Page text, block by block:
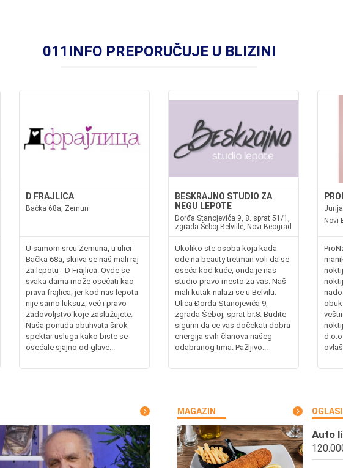
011INFO PREPORUČUJE U BLIZINI
D FRAJLICA
Bačka 68a, Zemun
U samom srcu Zemuna, u ulici
Bačka 68a, skriva se naš mali raj
za lepotu - D Frajlica. Ovde se
svaka dama može osećati kao
prava frajlica, jer kod nas lepota
nije samo luksuz, već i pravo
zadovoljstvo koje zaslužujete.
Naša ponuda obuhvata širok
spektar usluga kako biste se
osećale sjajno od glave...
BESKRAJNO STUDIO ZA
NEGU LEPOTE
Đorđa Stanojevića 9, 8. sprat 51/1,
zgrada Šeboj Belville, Novi Beograd
Ukoliko ste osoba koja kada
ode na beauty tretman voli da se
oseća kod kuće, onda je nas
studio pravo mesto za vas. Naš
mali kutak nalazi se u Belvilu.
Ulica Đorđa Stanojevića 9,
zgrada Šeboj, sprat br.8. Budite
sigurni da ce vas dočekati dobra
energija svih članova našeg
odabranog tima. Pažljivo...
Novi
MAGAZIN
Auto